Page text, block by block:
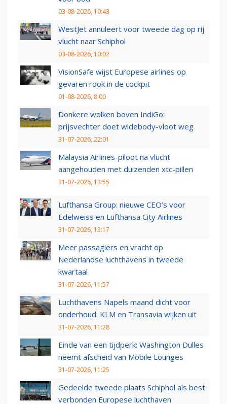
03-08-2026, 10:43
WestJet annuleert voor tweede dag op rij
vlucht naar Schiphol
03-08-2026, 10:02
VisionSafe wijst Europese airlines op
gevaren rook in de cockpit
01-08-2026, 8:00
Donkere wolken boven IndiGo:
prijsvechter doet widebody-vloot weg
31-07-2026, 22:01
Malaysia Airlines-piloot na vlucht
aangehouden met duizenden xtc-pillen
31-07-2026, 13:55
Lufthansa Group: nieuwe CEO’s voor
Edelweiss en Lufthansa City Airlines
31-07-2026, 13:17
Meer passagiers en vracht op
Nederlandse luchthavens in tweede
kwartaal
31-07-2026, 11:57
Luchthavens Napels maand dicht voor
onderhoud: KLM en Transavia wijken uit
31-07-2026, 11:28
Einde van een tijdperk: Washington Dulles
neemt afscheid van Mobile Lounges
31-07-2026, 11:25
Gedeelde tweede plaats Schiphol als best
verbonden Europese luchthaven